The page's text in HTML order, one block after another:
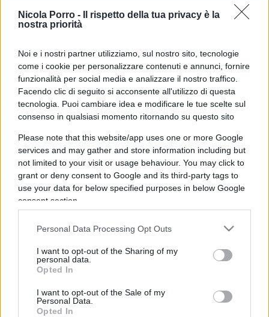
Nicola Porro -
Il rispetto della tua privacy è la
nostra priorità
Noi e i nostri partner utilizziamo, sul nostro sito, tecnologie
come i cookie per personalizzare contenuti e annunci, fornire
funzionalità per social media e analizzare il nostro traffico.
Facendo clic di seguito si acconsente all'utilizzo di questa
tecnologia. Puoi cambiare idea e modificare le tue scelte sul
consenso in qualsiasi momento ritornando su questo sito
Please note that this website/app uses one or more Google
services and may gather and store information including but
not limited to your visit or usage behaviour. You may click to
grant or deny consent to Google and its third-party tags to
use your data for below specified purposes in below Google
consent section.
Personal Data Processing Opt Outs
I want to opt-out of the Sharing of my
personal data.
Opted In
I want to opt-out of the Sale of my
Personal Data.
Opted In
Le 3 migliori carte di credito e
debito crittografiche del 2022
di BTCSentinel
6 Maggio 2022, 17:00
nicolaporro.it